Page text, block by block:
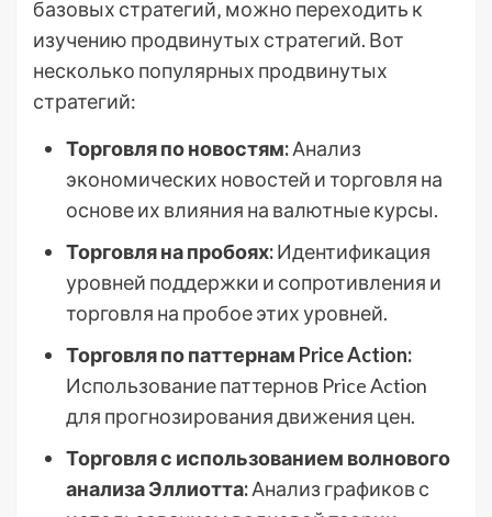
базовых стратегий‚ можно переходить к
изучению продвинутых стратегий. Вот
несколько популярных продвинутых
стратегий:
Торговля по новостям:Анализ
экономических новостей и торговля на
основе их влияния на валютные курсы.
Торговля на пробоях:Идентификация
уровней поддержки и сопротивления и
торговля на пробое этих уровней.
Торговля по паттернам Price Action:
Использование паттернов Price Action
для прогнозирования движения цен.
Торговля с использованием волнового
анализа Эллиотта:Анализ графиков с